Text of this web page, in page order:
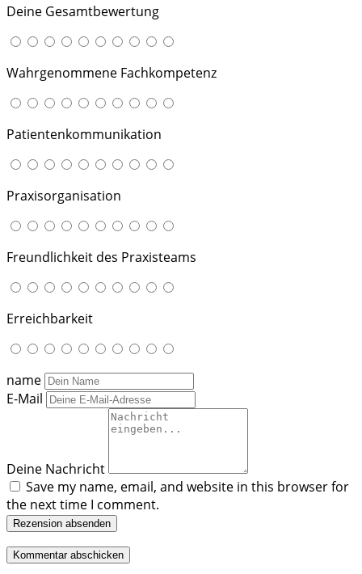
Deine Gesamtbewertung
Wahrgenommene Fachkompetenz
Patientenkommunikation
Praxisorganisation
Freundlichkeit des Praxisteams
Erreichbarkeit
name
E-Mail
Deine Nachricht
Save my name, email, and website in this browser for
the next time I comment.
Rezension absenden